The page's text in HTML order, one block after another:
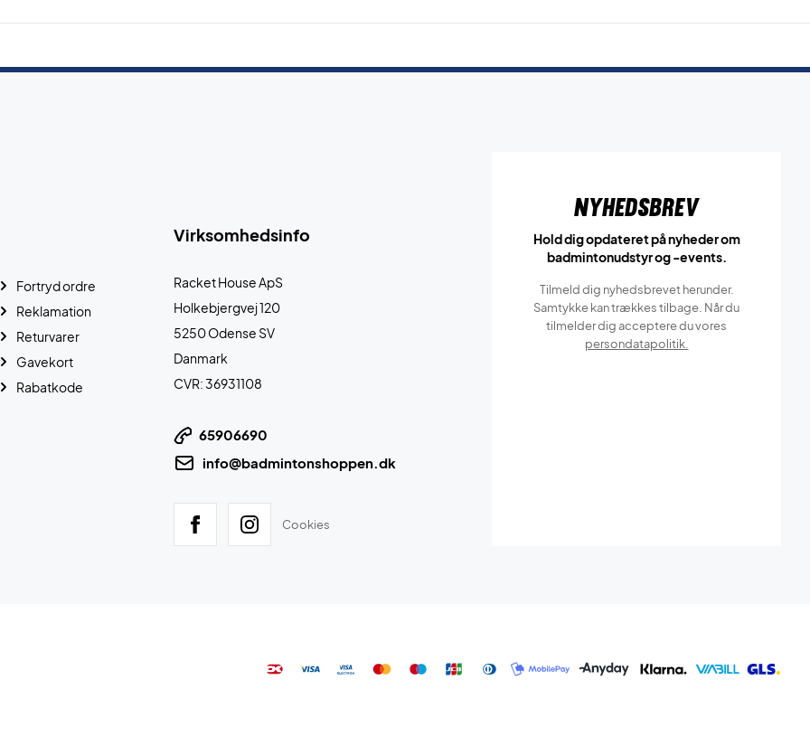
Virksomhedsinfo
Racket House ApS
Holkebjergvej 120
5250 Odense SV
Danmark
CVR: 36931108
65906690
info@badmintonshoppen.dk
Cookies
Fortryd ordre
Reklamation
Returvarer
Gavekort
Rabatkode
Nyhedsbrev
Hold dig opdateret på nyheder om
badmintonudstyr og -events.
Tilmeld dig nyhedsbrevet herunder.
Samtykke kan trækkes tilbage. Når du
tilmelder dig acceptere du vores
persondatapolitik.